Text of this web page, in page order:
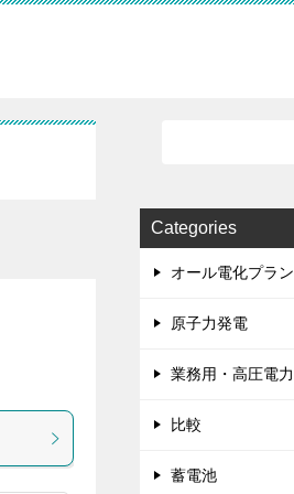
Categories
オール電化プラン
原子力発電
業務用・高圧電力
比較
蓄電池